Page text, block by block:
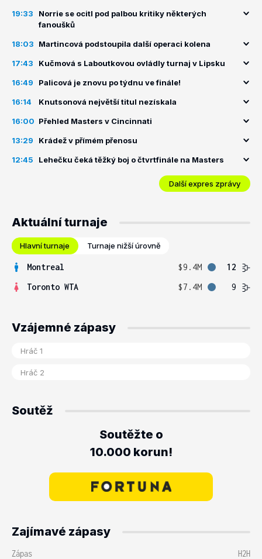
19:33
Norrie se ocitl pod palbou kritiky některých
fanoušků
18:03 Martincová podstoupila další operaci kolena
17:43 Kučmová s Laboutkovou ovládly turnaj v Lipsku
16:49 Palicová je znovu po týdnu ve finále!
16:14 Knutsonová největší titul nezískala
16:00 Přehled Masters v Cincinnati
13:29 Krádež v přímém přenosu
12:45 Lehečku čeká těžký boj o čtvrtfinále na Masters
Další expres zprávy
Aktuální turnaje
Hlavní turnaje Turnaje nižší úrovně
Montreal $9.4M
12
Toronto WTA
$7.4M 9
Vzájemné zápasy
Soutěž
Soutěžte o
10.000 korun!
Zajímavé zápasy
Zápas
H2H